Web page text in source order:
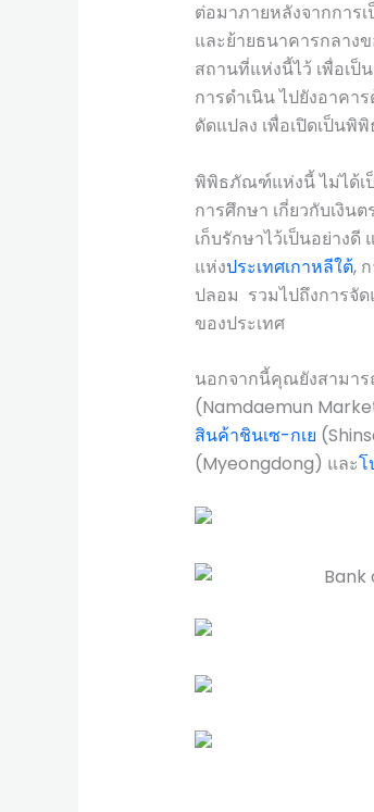
ต่อมาภายหลังจากการ
และย้ายธนาคารกลาง
สถานที่แห่งนี้ไว้ เพื่อเ
การดำเนิน ไปยังอาค
ดัดแปลง เพื่อเปิดเป็น
พิพิธภัณฑ์แห่งนี้ ไม่ได้เ
การศึกษา เกี่ยวกับเงิน
เก็บรักษาไว้เป็นอย่าง
แห่งประเทศเกาหลีใต้,
ปลอม รวมไปถึงการจัด
ของประเทศ
นอกจากนี้คุณยังสามาร
(Namdaemun
สินค้าชินเซ-กเย
(Myeongdong) และโ